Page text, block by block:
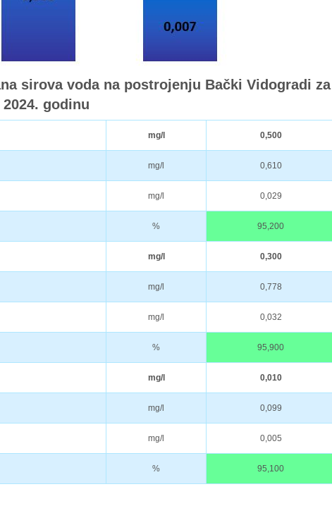
sirova voda na postrojenju Bački Vidogradi za
2024. godinu
mg/l 0,500
mg/l 0,610
mg/l 0,029
% 95,200
mg/l 0,300
mg/l 0,778
mg/l 0,032
% 95,900
mg/l 0,010
mg/l 0,099
mg/l 0,005
% 95,100